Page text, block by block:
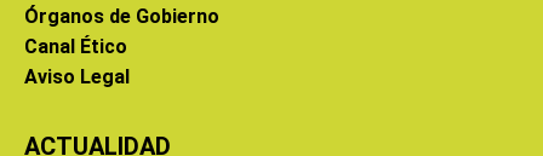
Órganos de Gobierno
Canal Ético
Aviso Legal
ACTUALIDAD